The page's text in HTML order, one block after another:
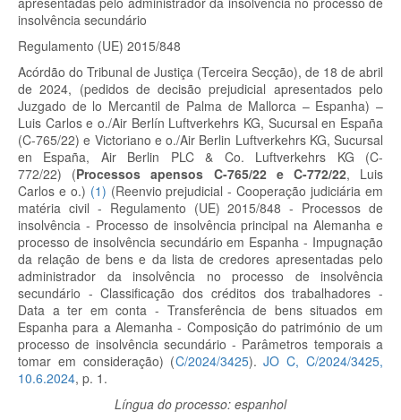
insolvência secundário
Regulamento (UE) 2015/848
Acórdão do Tribunal de Justiça (Terceira Secção), de 18 de abril
de 2024, (pedidos de decisão prejudicial apresentados pelo
Juzgado de lo Mercantil de Palma de Mallorca – Espanha) –
Luis Carlos e o./Air Berlín Luftverkehrs KG, Sucursal en España
(C-765/22) e Victoriano e o./Air Berlin Luftverkehrs KG, Sucursal
en España, Air Berlin PLC & Co. Luftverkehrs KG (C-
772/22) (Processos apensos C-765/22 e C-772/22, Luis
Carlos e o.) (1) (Reenvio prejudicial - Cooperação judiciária em
matéria civil - Regulamento (UE) 2015/848 - Processos de
insolvência - Processo de insolvência principal na Alemanha e
processo de insolvência secundário em Espanha - Impugnação
da relação de bens e da lista de credores apresentadas pelo
administrador da insolvência no processo de insolvência
secundário - Classificação dos créditos dos trabalhadores -
Data a ter em conta - Transferência de bens situados em
Espanha para a Alemanha - Composição do património de um
processo de insolvência secundário - Parâmetros temporais a
tomar em consideração) (C/2024/3425).JO C, C/2024/3425,
10.6.2024, p. 1.
Língua do processo: espanhol